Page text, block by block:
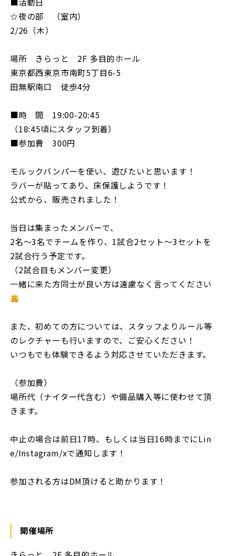
☆夜の部 （室内）
2/26（木）
場所 きらっと 2F 多目的ホール
東京都西東京市南町5丁目6-5
田無駅南口 徒歩4分
■時 間 19:00-20:45
（18:45頃にスタッフ到着）
■参加費 300円
モルックバンパーを使い、遊びたいと思います！
ラバーが貼ってあり、床保護しようです！
公式から、販売されました！
当日は集まったメンバーで、
2名〜3名でチームを作り、1試合2セット〜3セットを
2試合行う予定です。
（2試合目もメンバー変更）
一緒に来た方同士が良い方は遠慮なく言ってください
また、初めての方については、スタッフよりルール等
のレクチャーも行いますので、ご安心ください！
いつもでも体験できるよう対応させていただきます。
（参加費）
場所代（ナイター代含む）や備品購入等に使わせて頂
きます。
中止の場合は前日17時、もしくは当日16時までにLin
e/Instagram/xで通知します！
参加される方はDM頂けると助かります！
開催場所